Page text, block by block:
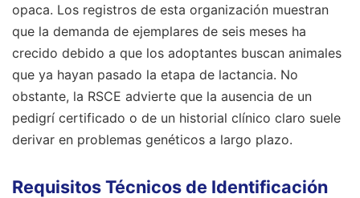
opaca. Los registros de esta organización muestran
que la demanda de ejemplares de seis meses ha
crecido debido a que los adoptantes buscan animales
que ya hayan pasado la etapa de lactancia. No
obstante, la RSCE advierte que la ausencia de un
pedigrí certificado o de un historial clínico claro suele
derivar en problemas genéticos a largo plazo.
Requisitos Técnicos de Identificación